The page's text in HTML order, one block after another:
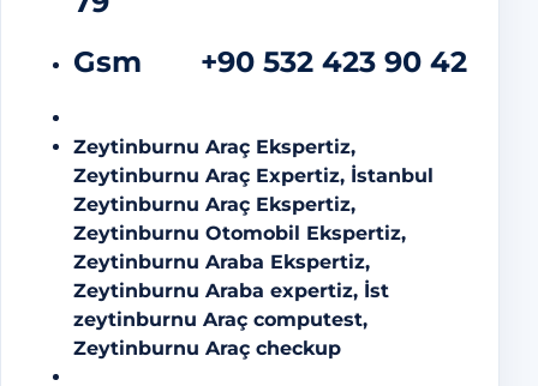
Gsm
+90 532 423 90 42
Zeytinburnu Araç Ekspertiz,
Zeytinburnu Araç Expertiz, İstanbul
Zeytinburnu Araç Ekspertiz,
Zeytinburnu Otomobil Ekspertiz,
Zeytinburnu Araba Ekspertiz,
Zeytinburnu Araba expertiz, İst
zeytinburnu Araç computest,
Zeytinburnu Araç checkup